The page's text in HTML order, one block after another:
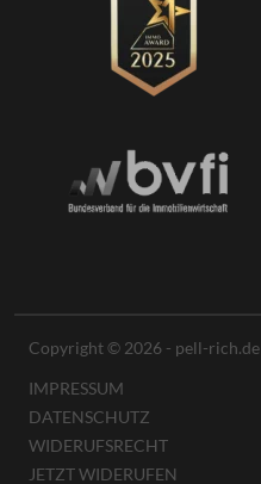
Copyright © 2026 - pell-rich.de
IMPRESSUM
DATENSCHUTZ
WIDERUFSRECHT
JETZT WIDERUFEN